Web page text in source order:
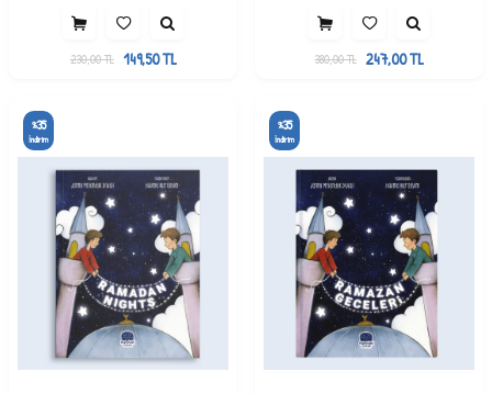
230,00TL 149,50TL 380,00TL 247,00TL
%35
İndirim
%35
İndirim